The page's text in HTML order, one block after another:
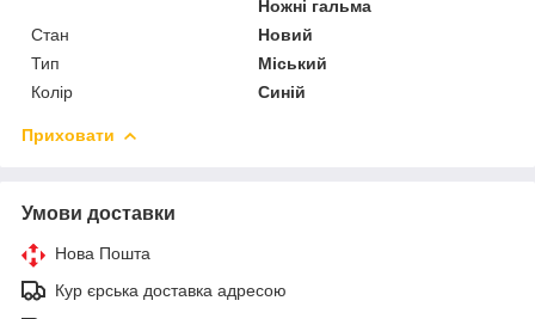
Ножні гальма
Стан
Новий
Тип
Міський
Колір
Синій
Приховати
Умови доставки
Нова Пошта
Кур єрська доставка адресою